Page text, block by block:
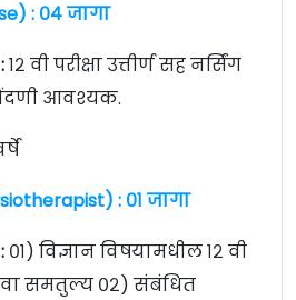
: ०४ जागा
१२ वी परीक्षा उत्तीर्ण सह नर्सिंग
आवश्यक.
: ०१ जागा
०१) विज्ञान विषयामधील १२ वी
समतुल्य ०२) संबंधित